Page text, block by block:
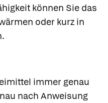
können Sie das
oder kurz in
immer genau
nach Anweisung